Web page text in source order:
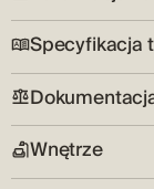
Orientacja:
W
Środowisko:
Spokojny
Kraj:
Specyfikacja
Rok budowy:
2026
Liczba pięter:
Certyfikat
Wnętrze